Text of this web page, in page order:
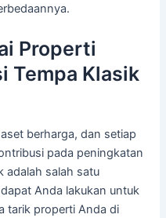
Properti
Tempa Klasik
berharga, dan setiap
pada peningkatan
adalah salah satu
Anda lakukan untuk
tarik properti Anda di